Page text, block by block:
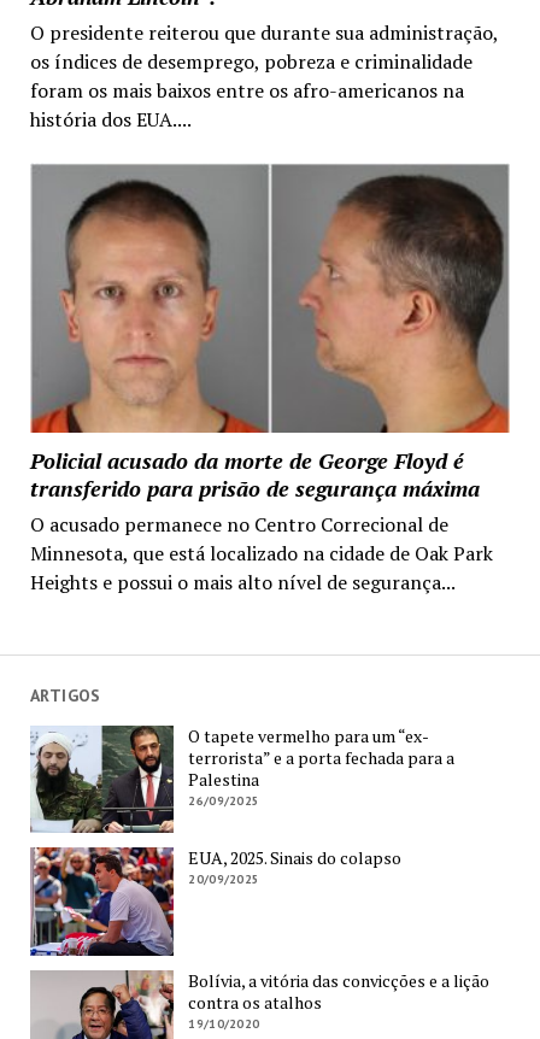
O presidente reiterou que durante sua administração,
os índices de desemprego, pobreza e criminalidade
foram os mais baixos entre os afro-americanos na
história dos EUA....
Policial acusado da morte de George Floyd é
transferido para prisão de segurança máxima
O acusado permanece no Centro Correcional de
Minnesota, que está localizado na cidade de Oak Park
Heights e possui o mais alto nível de segurança...
ARTIGOS
O tapete vermelho para um “ex-
terrorista” e a porta fechada para a
Palestina
26/09/2025
EUA, 2025. Sinais do colapso
20/09/2025
Bolívia, a vitória das convicções e a lição
contra os atalhos
19/10/2020